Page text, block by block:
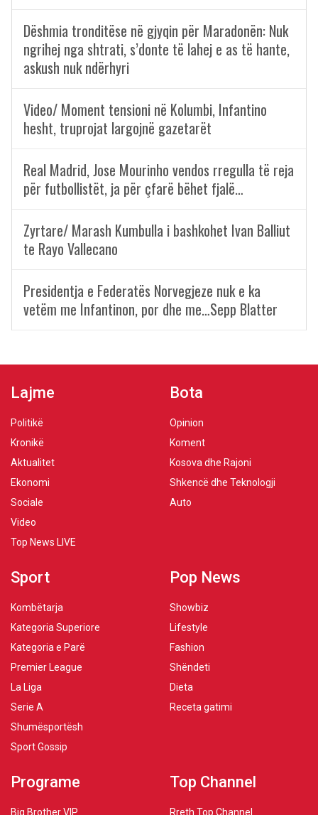
Dëshmia tronditëse në gjyqin për Maradonën: Nuk
ngrihej nga shtrati, s’donte të lahej e as të hante,
askush nuk ndërhyri
Video/ Moment tensioni në Kolumbi, Infantino
hesht, truprojat largojnë gazetarët
Real Madrid, Jose Mourinho vendos rregulla të reja
për futbollistët, ja për çfarë bëhet fjalë…
Zyrtare/ Marash Kumbulla i bashkohet Ivan Balliut
te Rayo Vallecano
Presidentja e Federatës Norvegjeze nuk e ka
vetëm me Infantinon, por dhe me…Sepp Blatter
Lajme
Politikë
Kronikë
Aktualitet
Ekonomi
Sociale
Video
Top News LIVE
Bota
Opinion
Koment
Kosova dhe Rajoni
Shkencë dhe Teknologji
Auto
Sport
Kombëtarja
Kategoria Superiore
Kategoria e Parë
Premier League
La Liga
Serie A
Shumësportësh
Sport Gossip
Pop News
Showbiz
Lifestyle
Fashion
Shëndeti
Dieta
Receta gatimi
Programe
Big Brother VIP
Top Channel
Rreth Top Channel